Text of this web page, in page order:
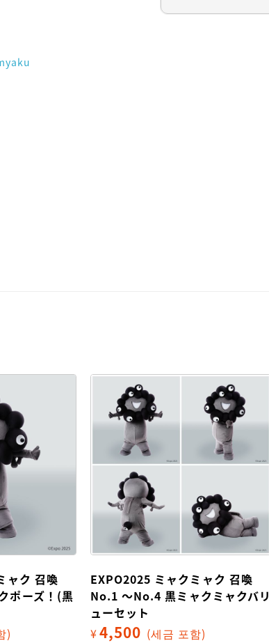
ャク 召喚
ポーズ！(黒
)
EXPO2025 ミャクミャク 召喚
No.1 ～No.4 黒ミャクミャクバリ
ューセット
¥4,500 (세금 포함)